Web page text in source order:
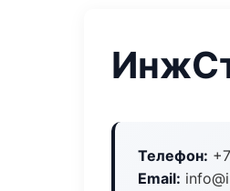
Телефон:
Email: